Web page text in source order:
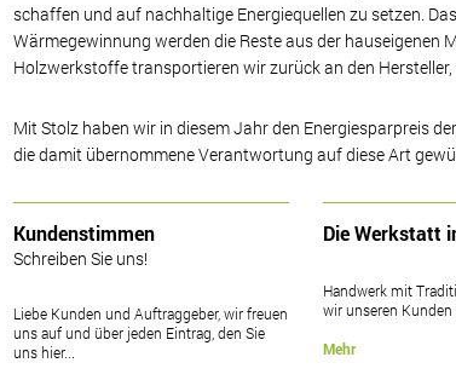
schaffen und auf nachhaltige Energiequellen zu setzen.
Wärmegewinnung werden die Reste aus der hauseigenen
Holzwerkstoffe transportieren wir zurück an den
Mit Stolz haben wir in diesem Jahr den Energiesparpreis
die damit übernommene Verantwortung auf diese Art
Kundenstimmen
Schreiben Sie uns!
Liebe Kunden und Auftraggeber, wir freuen
uns auf und über jeden Eintrag, den Sie
uns hier...
Die Werkstatt
Handwerk mit
wir unseren Kunden
Mehr